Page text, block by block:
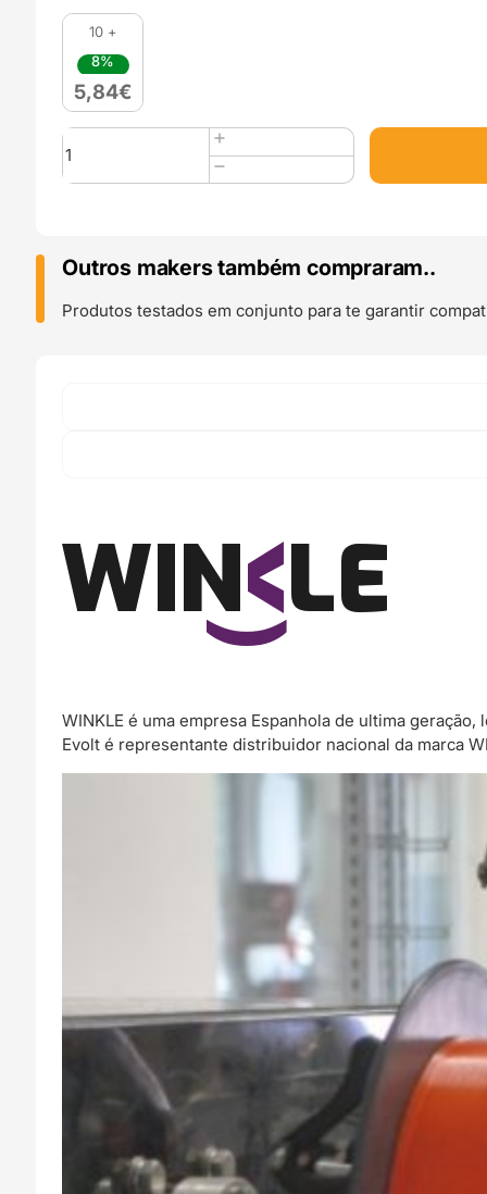
10 +
8%
5,84€
Quantidade
de
ABS
Glaciar
Glacier
White
Outros makers também compraram..
Produtos testados em conjunto para te garantir
WINKLE é uma empresa Espanhola de ultima
Evolt é representante distribuidor nacional da marca